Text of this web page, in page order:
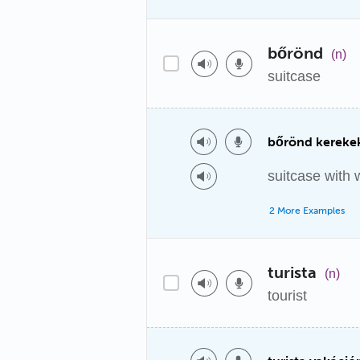
bőrönd (n)
suitcase
bőrönd
suitcase with
2 More Examples
turista (n)
tourist